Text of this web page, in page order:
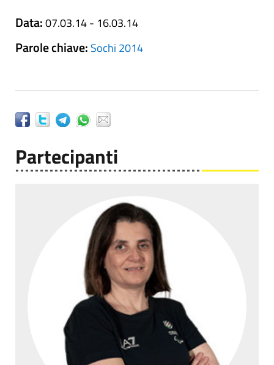
Data:07.03.14 - 16.03.14
Parole chiave: Sochi 2014
Partecipanti